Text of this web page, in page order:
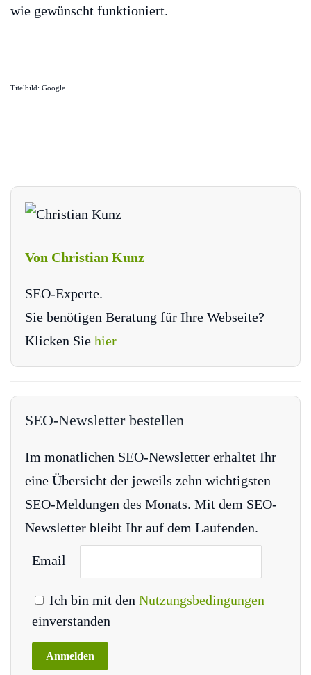
wie gewünscht funktioniert.
Titelbild: Google
Von Christian Kunz
SEO-Experte.
Sie benötigen Beratung für Ihre Webseite?
Klicken Sie hier
SEO-Newsletter bestellen
Im monatlichen SEO-Newsletter erhaltet Ihr
eine Übersicht der jeweils zehn wichtigsten
SEO-Meldungen des Monats. Mit dem SEO-
Newsletter bleibt Ihr auf dem Laufenden.
Email
Ich bin mit den Nutzungsbedingungen
einverstanden